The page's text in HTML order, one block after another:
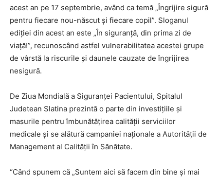
acest an pe 17 septembrie, având ca temă „Îngrijire sigură
pentru fiecare nou-născut și fiecare copil”. Sloganul
ediției din acest an este „În siguranță, din prima zi de
viață!”, recunoscând astfel vulnerabilitatea acestei grupe
de vârstă la riscurile și daunele cauzate de îngrijirea
nesigură.
De Ziua Mondială a Siguranței Pacientului, Spitalul
Judetean Slatina prezintă o parte din investițiile și
masurile pentru îmbunătățirea calității serviciilor
medicale și se alătură campaniei naționale a Autorității de
Management al Calității în Sănătate.
“Când spunem că „Suntem aici să facem din bine și mai